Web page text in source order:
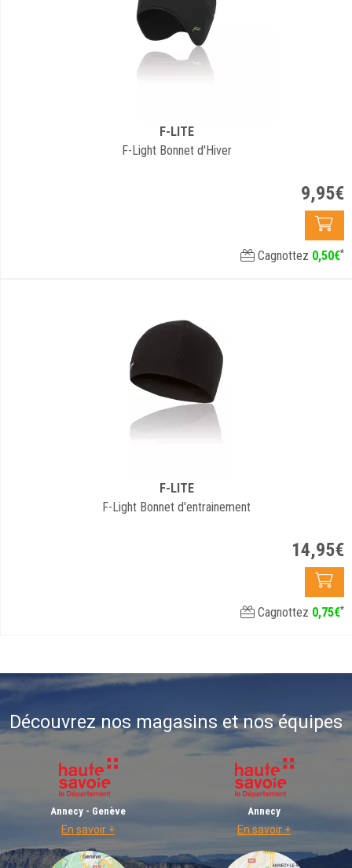
F-LITE
F-Light Bonnet d'Hiver
9,95€
Cagnottez 0,50€*
F-LITE
F-Light Bonnet d'entrainement
14,95€
Cagnottez 0,75€*
Découvrez nos magasins et nos équipes
Annecy - Genève
En savoir +
Annecy
En savoir +